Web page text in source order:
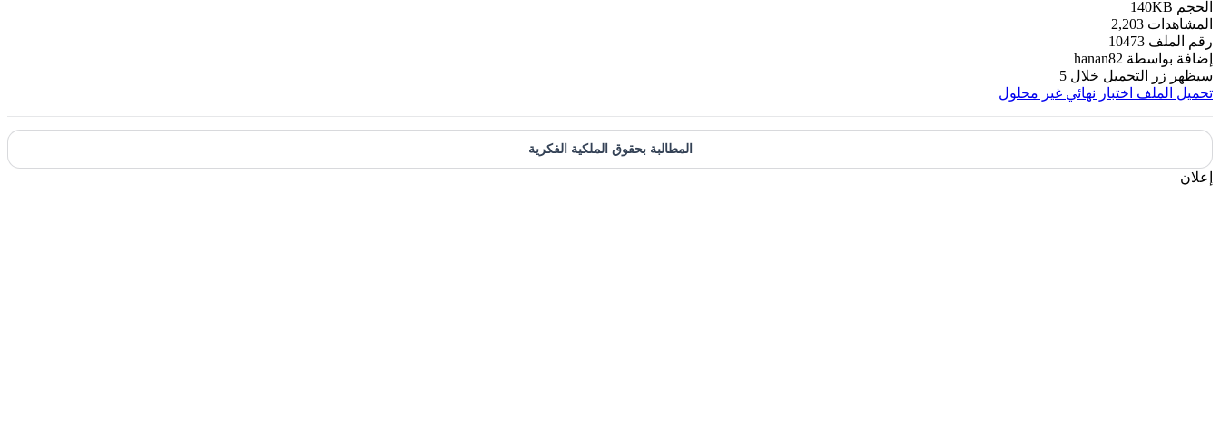
الحجم 140KB
المشاهدات 2,203
رقم الملف 10473
إضافة بواسطة hanan82
سيظهر زر التحميل خلال 5
تحميل الملف اختبار نهائي غير محلول
المطالبة بحقوق الملكية الفكرية
إعلان